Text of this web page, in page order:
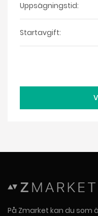
Uppsägningstid:
Startavgift:
På Zmarket kan du som